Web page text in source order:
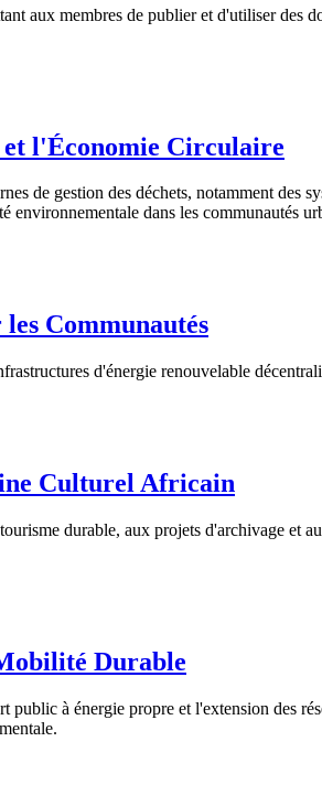
aux membres de publier et d'utiliser des
l'Économie Circulaire
de gestion des déchets, notamment des
dans les communautés
Communautés
d'énergie renouvelable
Culturel Africain
durable, aux projets d'archivage et
Durable
public à énergie propre et l'extension des